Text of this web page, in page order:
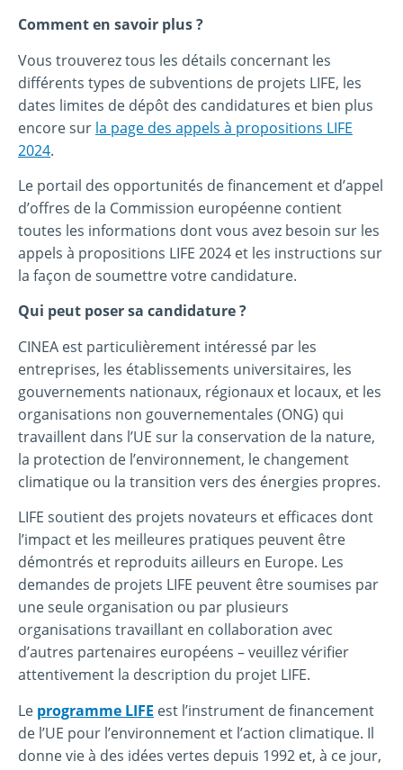
Comment en savoir plus ?
Vous trouverez tous les détails concernant les
différents types de subventions de projets LIFE, les
dates limites de dépôt des candidatures et bien plus
encore sur la page des appels à propositions LIFE
2024.
Le portail des opportunités de financement et d’appel
d’offres de la Commission européenne contient
toutes les informations dont vous avez besoin sur les
appels à propositions LIFE 2024 et les instructions sur
la façon de soumettre votre candidature.
Qui peut poser sa candidature ?
CINEA est particulièrement intéressé par les
entreprises, les établissements universitaires, les
gouvernements nationaux, régionaux et locaux, et les
organisations non gouvernementales (ONG) qui
travaillent dans l’UE sur la conservation de la nature,
la protection de l’environnement, le changement
climatique ou la transition vers des énergies propres.
LIFE soutient des projets novateurs et efficaces dont
l’impact et les meilleures pratiques peuvent être
démontrés et reproduits ailleurs en Europe. Les
demandes de projets LIFE peuvent être soumises par
une seule organisation ou par plusieurs
organisations travaillant en collaboration avec
d’autres partenaires européens – veuillez vérifier
attentivement la description du projet LIFE.
Le programme LIFE est l’instrument de financement
de l’UE pour l’environnement et l’action climatique. Il
donne vie à des idées vertes depuis 1992 et, à ce jour,